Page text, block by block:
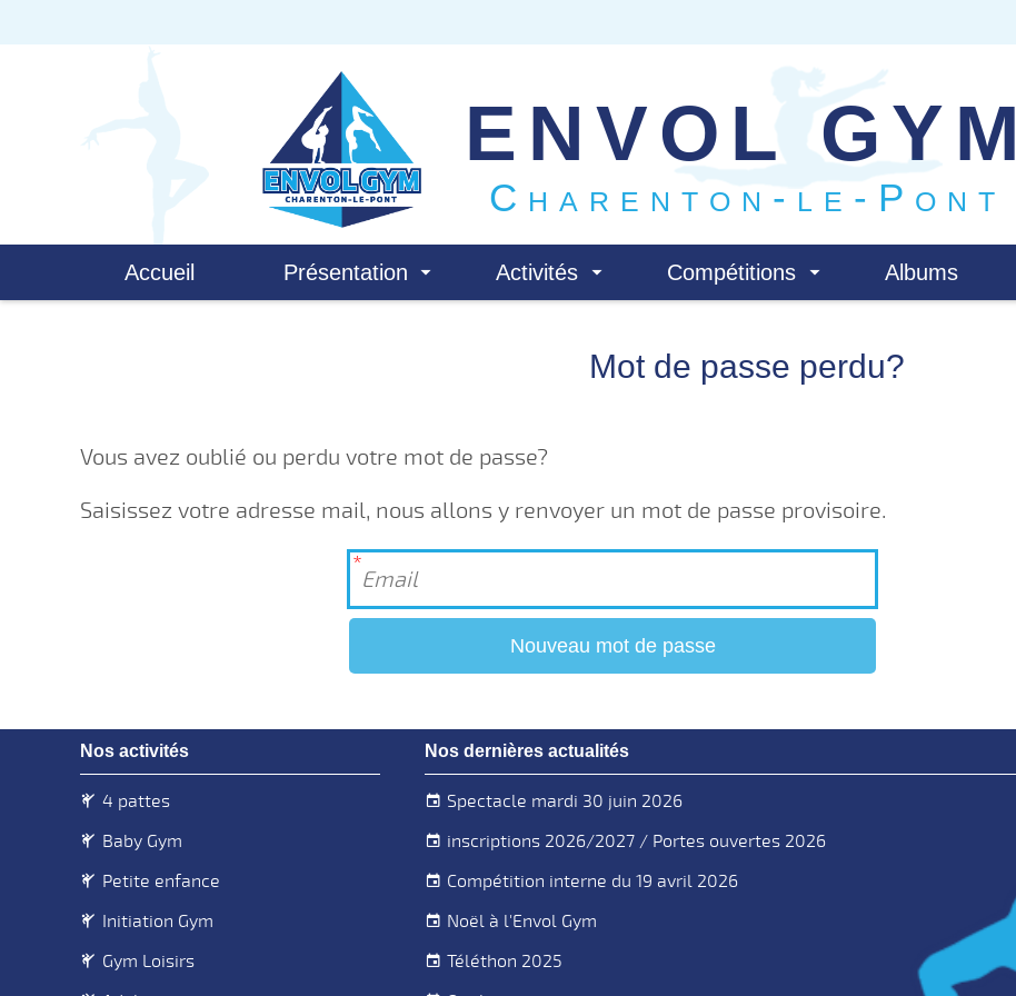
ENVOL GYM
Charenton-le-Pont
Accueil Présentation Activités Compétitions Albums
Mot de passe perdu?
Vous avez oublié ou perdu votre mot de passe?
Saisissez votre adresse mail, nous allons y renvoyer un mot de passe provisoire.
Nouveau mot de passe
Nos activités
4 pattes
Baby Gym
Petite enfance
Initiation Gym
Gym Loisirs
Nos dernières actualités
Spectacle mardi 30 juin 2026
inscriptions 2026/2027 / Portes ouvertes 2026
Compétition interne du 19 avril 2026
Noël à l'Envol Gym
Téléthon 2025